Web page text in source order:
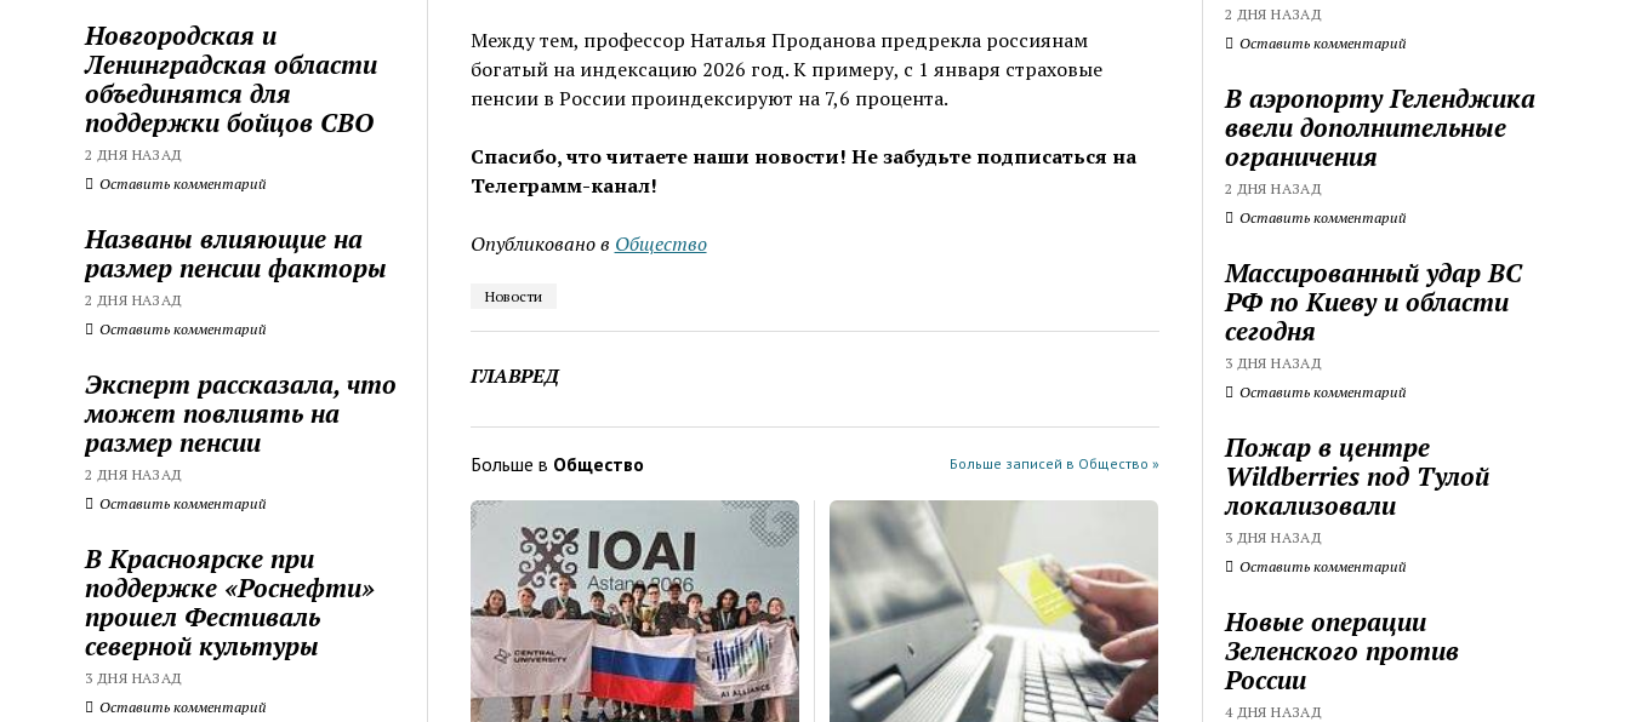
Новгородская и
Ленинградская области
объединятся для
поддержки бойцов СВО
2 ДНЯ НАЗАД
Оставить комментарий
Названы влияющие на
размер пенсии факторы
2 ДНЯ НАЗАД
Оставить комментарий
Эксперт рассказала, что
может повлиять на
размер пенсии
2 ДНЯ НАЗАД
Оставить комментарий
В Красноярске при
поддержке «Роснефти»
прошел Фестиваль
северной культуры
3 ДНЯ НАЗАД
Оставить комментарий
Между тем, профессор Наталья Проданова предрекла россиянам
богатый на индексацию 2026 год. К примеру, с 1 января страховые
пенсии в России проиндексируют на 7,6 процента.
Спасибо, что читаете наши новости! Не забудьте подписаться на
Телеграмм-канал!
Опубликовано в Общество
Новости
ГЛАВРЕД
Больше в Общество Больше записей в Общество »
2 ДНЯ НАЗАД
Оставить комментарий
В аэропорту Геленджика
ввели дополнительные
ограничения
2 ДНЯ НАЗАД
Оставить комментарий
Массированный удар ВС
РФ по Киеву и области
сегодня
3 ДНЯ НАЗАД
Оставить комментарий
Пожар в центре
Wildberries под Тулой
локализовали
3 ДНЯ НАЗАД
Оставить комментарий
Новые операции
Зеленского против
России
4 ДНЯ НАЗАД